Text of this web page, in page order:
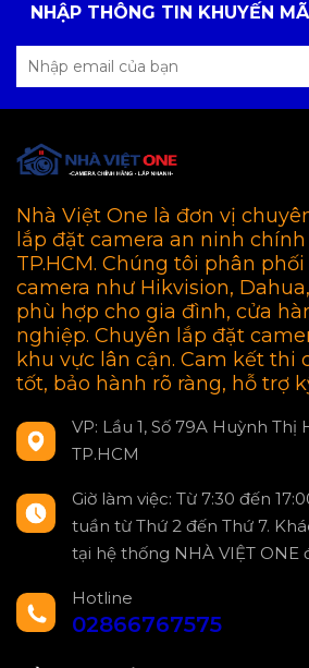
NHẬP THÔNG TIN KHUYẾN
Nhà Việt One là đơn vị
lắp đặt camera an ninh
TP.HCM. Chúng tôi phân
camera như Hikvision,
phù hợp cho gia đình, cửa
nghiệp. Chuyên lắp đặt
khu vực lân cận. Cam kết thi
tốt, bảo hành rõ ràng, hỗ trợ
VP: Lầu 1, Số 79A Huỳnh Thị
TP.HCM
Giờ làm việc: Từ 7:30 đến
tuần từ Thứ 2 đến Thứ 7.
tại hệ thống NHÀ VIỆT
Hotline
02866767575